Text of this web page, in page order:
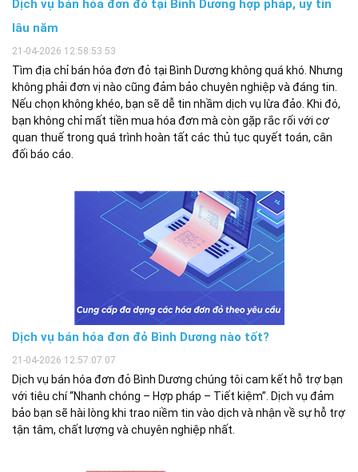
Dịch vụ bán hóa đơn đỏ tại Bình Dương hợp pháp, uy tín
lâu năm
21-04-2026 12:58:53 53
Tìm địa chỉ bán hóa đơn đỏ tại Bình Dương không quá khó. Nhưng
không phải đơn vị nào cũng đảm bảo chuyên nghiệp và đáng tin.
Nếu chọn không khéo, bạn sẽ dễ tin nhầm dịch vụ lừa đảo. Khi đó,
bạn không chỉ mất tiền mua hóa đơn mà còn gặp rắc rối với cơ
quan thuế trong quá trình hoàn tất các thủ tục quyết toán, cân
đối báo cáo.
Dịch vụ bán hóa đơn đỏ Bình Dương nào tốt?
21-04-2026 12:57:07 07
Dịch vụ bán hóa đơn đỏ Bình Dương chúng tôi cam kết hỗ trợ bạn
với tiêu chí “Nhanh chóng – Hợp pháp – Tiết kiệm”. Dịch vụ đảm
bảo bạn sẽ hài lòng khi trao niềm tin vào dịch và nhận về sự hỗ trợ
tận tâm, chất lượng và chuyên nghiệp nhất.